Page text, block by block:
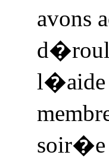
avons
l�aide
soir�e